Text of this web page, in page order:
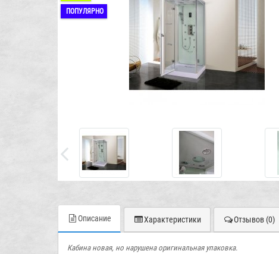
ПОПУЛЯРНО
Описание Характеристики Отзывов (0)
Кабина новая, но нарушена оригинальная упаковка.